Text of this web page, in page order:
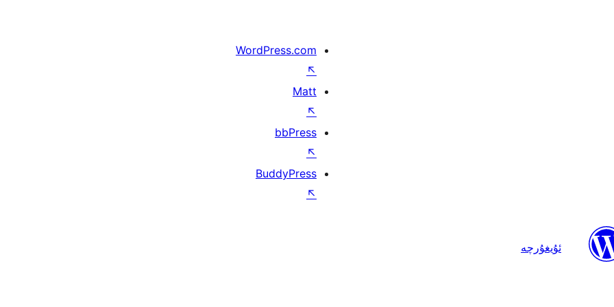
WordPress.com
↖
Matt
↖
bbPress
↖
BuddyPress
↖
ئۇيغۇرچە